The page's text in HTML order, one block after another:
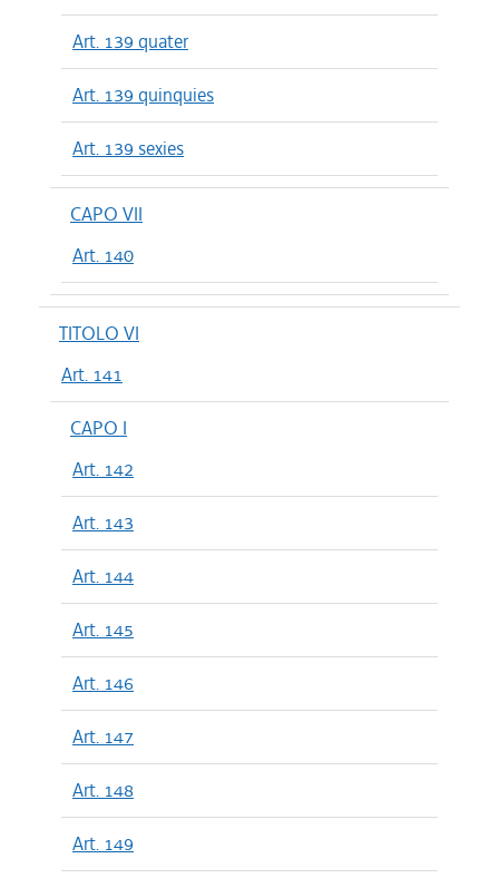
Art. 139 quater
Art. 139 quinquies
Art. 139 sexies
CAPO VII
Art. 140
TITOLO VI
Art. 141
CAPO I
Art. 142
Art. 143
Art. 144
Art. 145
Art. 146
Art. 147
Art. 148
Art. 149